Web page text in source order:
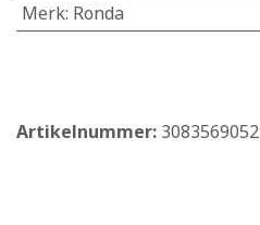
Merk: Ronda
Artikelnummer: 3083569052